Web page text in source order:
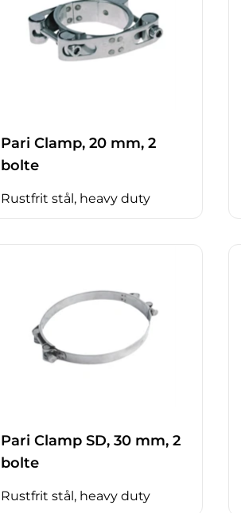
Pari Clamp, 20 mm, 2
bolte
Rustfrit stål, heavy duty
Pari Clamp SD, 30 mm, 2
bolte
Rustfrit stål, heavy duty